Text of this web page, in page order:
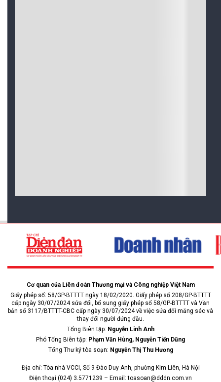
Cơ quan của Liên đoàn Thương mại và Công nghiệp Việt Nam
Giấy phép số: 58/GP-BTTTT ngày 18/02/2020. Giấy phép số 208/GP-BTTTT
cấp ngày 30/07/2024 sửa đổi, bổ sung giấy phép số 58/GP-BTTTT và Văn
bản số 3117/BTTTT-CBC cấp ngày 30/07/2024 về việc sửa đổi măng séc và
thay đổi người đứng đầu.
Tổng Biên tập: Nguyễn Linh Anh
Phó Tổng Biên tập: Phạm Văn Hùng, Nguyễn Tiến Dũng
Tổng Thư ký tòa soạn: Nguyễn Thị Thu Hương
Địa chỉ: Tòa nhà VCCI, Số 9 Đào Duy Anh, phường Kim Liên, Hà Nội
Điện thoại (024) 3.5771239 – Email: toasoan@dddn.com.vn